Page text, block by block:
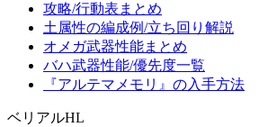
攻略/行動表まとめ
土属性の編成例/立ち回り解説
オメガ武器性能まとめ
バハ武器性能/優先度一覧
『アルテマメモリ』の入手方法
ベリアルHL